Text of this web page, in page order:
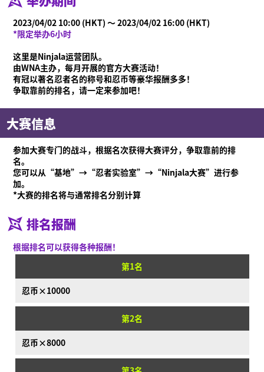
什么是Ninjala？
通知
2023/04/02 10:00 (HKT) ～ 2023/04/02 16:00 (HKT)
*限定举办6小时
这里是Ninjala运营团队。
由WNA主办，每月开展的官方大赛活动！
有冠以著名忍者名的称号和忍币等豪华报酬多多！
争取靠前的排名，请一定来参加吧！
大赛信息
参加大赛专门的战斗，根据名次获得大赛评分，争取靠前的排
名。
您可以从“基地”→“忍者实验室”→“Ninjala大赛”进行参
加。
*大赛的排名将与通常排名分别计算
排名报酬
根据排名可以获得各种报酬！
第1名
忍币×10000
第2名
忍币×8000